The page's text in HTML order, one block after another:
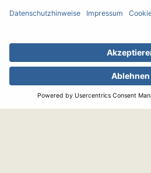
wieDas große Buch vom Fleisch und